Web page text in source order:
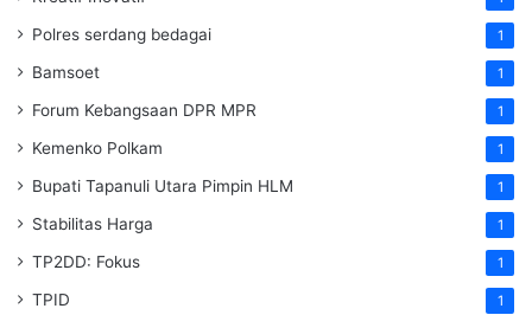
Polres serdang bedagai 1
Bamsoet 1
Forum Kebangsaan DPR MPR 1
Kemenko Polkam 1
‎Bupati Tapanuli Utara Pimpin HLM 1
Stabilitas Harga 1
TP2DD: Fokus 1
TPID 1